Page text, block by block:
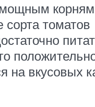
томатов
на вкусовых